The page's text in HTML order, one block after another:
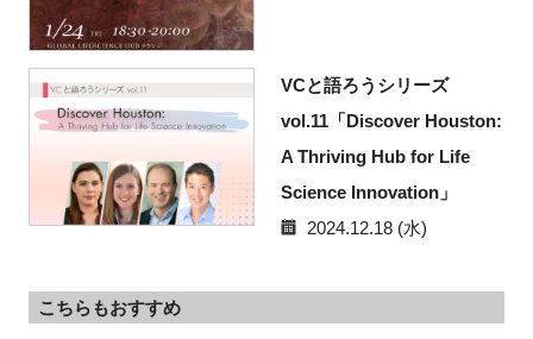
VCと語ろうシリーズ
vol.11「Discover Houston:
A Thriving Hub for Life
Science Innovation」
2024.12.18 (水)
こちらもおすすめ